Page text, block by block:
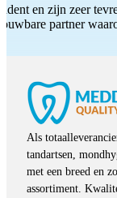
en zijn zeer
partner
Als
tandartsen,
met een breed en
assortiment.